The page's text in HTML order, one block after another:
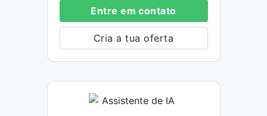
Entre em contato
Cria a tua oferta